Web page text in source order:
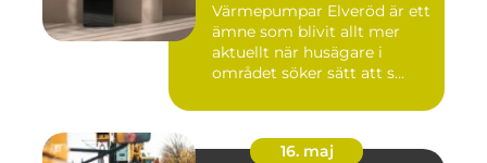
Värmepumpar Elveröd är ett
ämne som blivit allt mer
aktuellt när husägare i
området söker sätt att s...
16. maj